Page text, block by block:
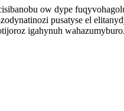
ow dype
pusatyse el
igahynuh wahazumyburo.